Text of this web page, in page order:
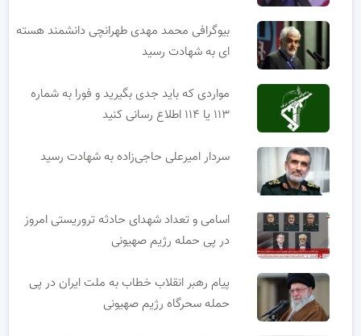
بیوگرافی محمد مهدی طهرانچی دانشمند هسته
ای به شهادت رسید
مواردی که باید جدی بگیرید و فورا به شماره
۱۱۳ یا ۱۱۴ اطلاع رسانی کنید
سردار امیرعلی حاجی‌زاده به شهادت رسید
اسامی و تعداد شهدای حادثه تروریستی امروز
در پی حمله رژیم صهیونی
پیام رهبر انقلاب خطاب به ملت ایران در پی
حمله سحرگاه رژیم صهیونی